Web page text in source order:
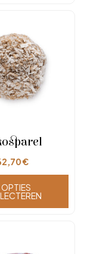
€
OPTIES